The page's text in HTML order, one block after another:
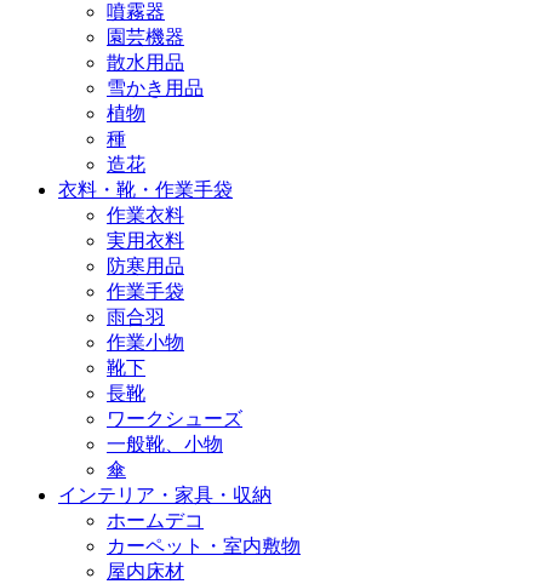
噴霧器
園芸機器
散水用品
雪かき用品
植物
種
造花
衣料・靴・作業手袋
作業衣料
実用衣料
防寒用品
作業手袋
雨合羽
作業小物
靴下
長靴
ワークシューズ
一般靴、小物
傘
インテリア・家具・収納
ホームデコ
カーペット・室内敷物
屋内床材